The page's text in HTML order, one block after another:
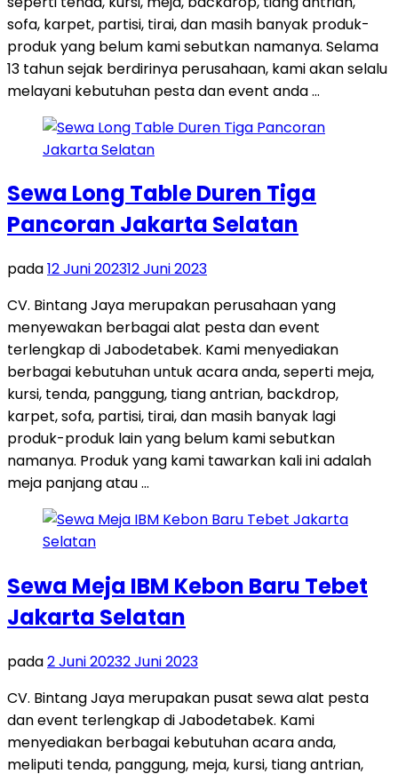
sofa, karpet, partisi, tirai, dan masih banyak produk-
produk yang belum kami sebutkan namanya. Selama
13 tahun sejak berdirinya perusahaan, kami akan selalu
melayani kebutuhan pesta dan event anda …
Sewa Long Table Duren Tiga
Pancoran Jakarta Selatan
pada12 Juni 202312 Juni 2023
CV. Bintang Jaya merupakan perusahaan yang
menyewakan berbagai alat pesta dan event
terlengkap di Jabodetabek. Kami menyediakan
berbagai kebutuhan untuk acara anda, seperti meja,
kursi, tenda, panggung, tiang antrian, backdrop,
karpet, sofa, partisi, tirai, dan masih banyak lagi
produk-produk lain yang belum kami sebutkan
namanya. Produk yang kami tawarkan kali ini adalah
meja panjang atau …
Sewa Meja IBM Kebon Baru Tebet
Jakarta Selatan
pada2 Juni 20232 Juni 2023
CV. Bintang Jaya merupakan pusat sewa alat pesta
dan event terlengkap di Jabodetabek. Kami
menyediakan berbagai kebutuhan acara anda,
meliputi tenda, panggung, meja, kursi, tiang antrian,